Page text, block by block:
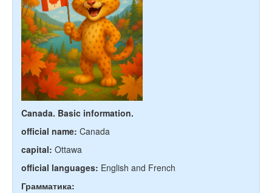
Canada. Basic information.
official name: Canada
capital: Ottawa
official languages: English and French
Грамматика: